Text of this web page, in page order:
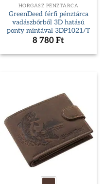
HORGÁSZ PÉNZTÁRCA
GreenDeed férfi pénztárca
vadászbőrből 3D hatású
ponty mintával 3DP1021/T
8 780 Ft